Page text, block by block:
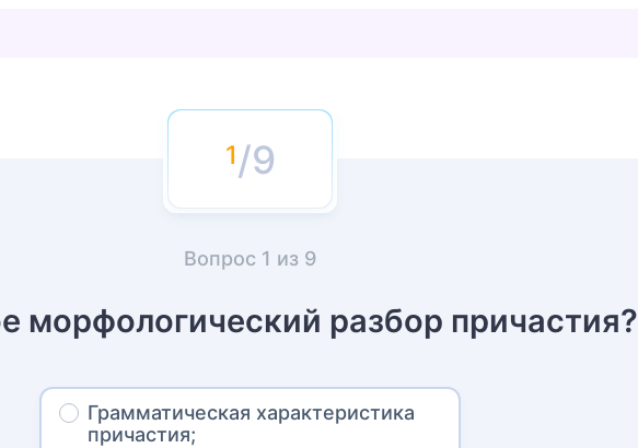
/9
Вопрос 1 из 9
морфологический разбор причастия?
Грамматическая характеристика
причастия;